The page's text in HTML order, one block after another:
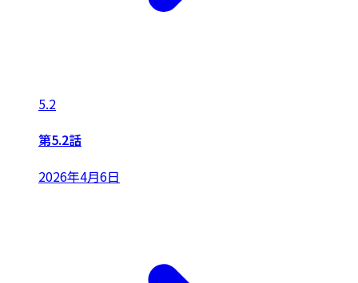
5.2
第5.2話
2026年4月6日